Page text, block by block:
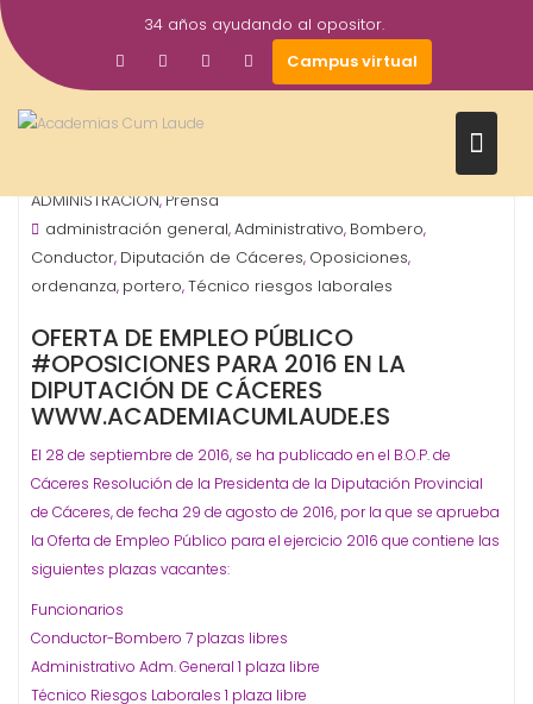
Saltar
al
contenido
34 años ayudando al opositor.
Campus virtual
Sep
2016
academiacumlaudeoposiciones
ADMINISTRACIÓN,Prensa
administración general,Administrativo, Bombero,
Conductor, Diputación de Cáceres, Oposiciones,
ordenanza, portero,Técnico riesgos laborales
OFERTA DE EMPLEO PÚBLICO
#OPOSICIONES PARA 2016 EN LA
DIPUTACIÓN DE CÁCERES
WWW.ACADEMIACUMLAUDE.ES
El 28 de septiembre de 2016, se ha publicado en el B.O.P. de
Cáceres Resolución de la Presidenta de la Diputación Provincial
de Cáceres, de fecha 29 de agosto de 2016, por la que se aprueba
la Oferta de Empleo Público para el ejercicio 2016 que contiene las
siguientes plazas vacantes:
Funcionarios
Conductor-Bombero 7 plazas libres
Administrativo Adm. General 1 plaza libre
Técnico Riesgos Laborales 1 plaza libre